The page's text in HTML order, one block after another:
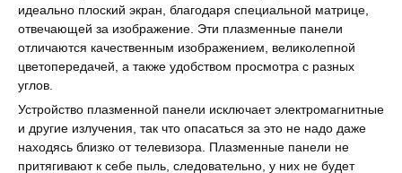
идеально плоский экран, благодаря специальной матрице,
отвечающей за изображение. Эти плазменные панели
отличаются качественным изображением, великолепной
цветопередачей, а также удобством просмотра с разных
углов.
Устройство плазменной панели исключает электромагнитные
и другие излучения, так что опасаться за это не надо даже
находясь близко от телевизора. Плазменные панели не
притягивают к себе пыль, следовательно, у них не будет